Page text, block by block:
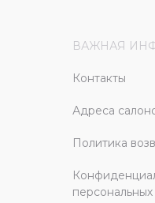
ВАЖНАЯ
Контакты
Адреса
Политика